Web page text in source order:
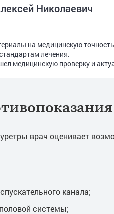
Николаевич
на медицинскую
лечения.
медицинскую проверку и
врач оценивает
канала;
системы;